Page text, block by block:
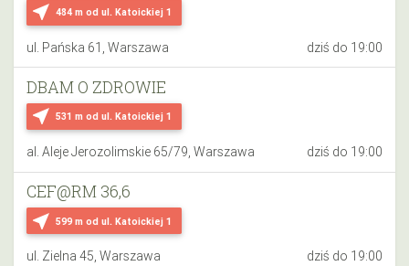
near_me 484 m od ul. Katoickiej 1
ul. Pańska 61, Warszawa dziś do 19:00
near_me 531 m od ul. Katoickiej 1
DBAM O ZDROWIE
al. Aleje Jerozolimskie 65/79, Warszawa dziś do 19:00
near_me 599 m od ul. Katoickiej 1
CEF@RM 36,6
ul. Zielna 45, Warszawa dziś do 19:00